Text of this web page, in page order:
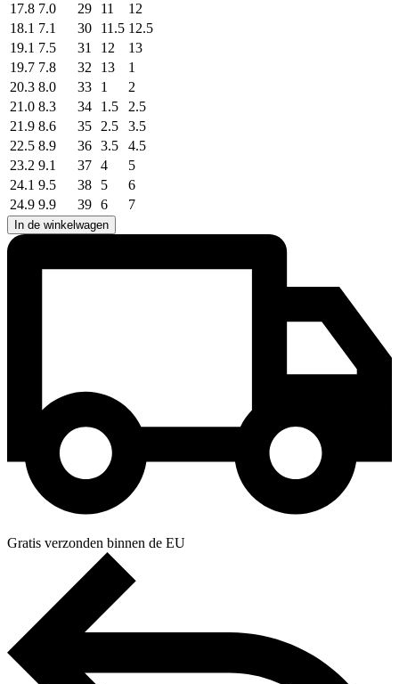
17.8 7.0 29 11
12
18.1 7.1 30 11.5 12.5
19.1 7.5 31 12
13
19.7 7.8 32 13
1
20.3 8.0 33 1
2
21.0 8.3 34 1.5
2.5
21.9 8.6 35 2.5
3.5
22.5 8.9 36 3.5
4.5
23.2 9.1 37 4
5
24.1 9.5 38 5
6
24.9 9.9 39 6 7
In de winkelwagen
Gratis verzonden binnen de EU